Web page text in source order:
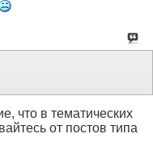
что в тематических
от постов типа